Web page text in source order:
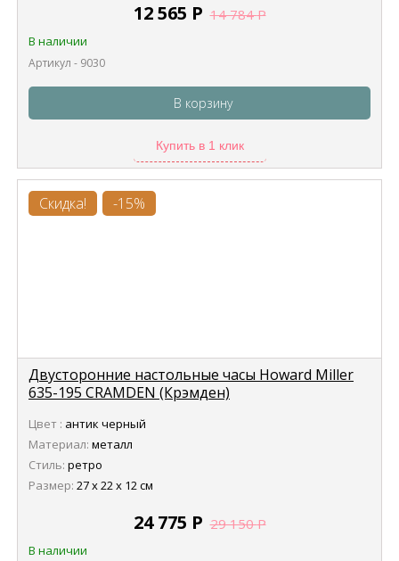
12 565 Р 14 784Р
В наличии
Артикул - 9030
В корзину
Купить в 1 клик
Скидка! -15%
Двусторонние настольные часы Howard Miller
635-195 CRAMDEN (Крэмден)
Цвет : антик черный
Материал: металл
Стиль: ретро
Размер: 27 х 22 х 12 см
24 775 Р 29 150Р
В наличии